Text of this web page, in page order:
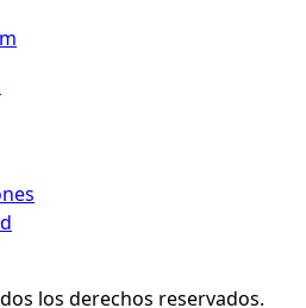
los derechos reservados.